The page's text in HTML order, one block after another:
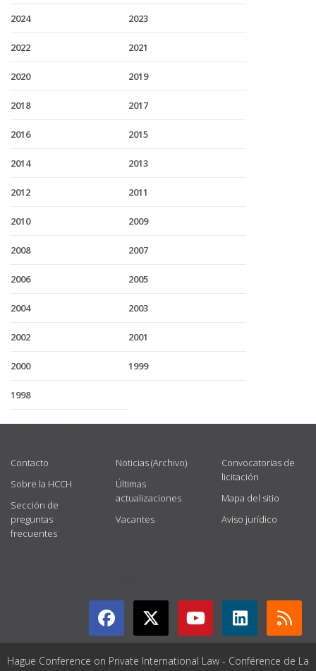
2024 2023
2022 2021
2020 2019
2018 2017
2016 2015
2014 2013
2012 2011
2010 2009
2008 2007
2006 2005
2004 2003
2002 2001
2000 1999
1998
Contacto
Sobre la HCCH
Sección de
preguntas
frecuentes
Noticias (Archivo)
Últimas
actualizaciones
Vacantes
Convocatorias de
licitación
Mapa del sitio
Aviso jurídico
Hague Conference on Private International Law - Conférence de La